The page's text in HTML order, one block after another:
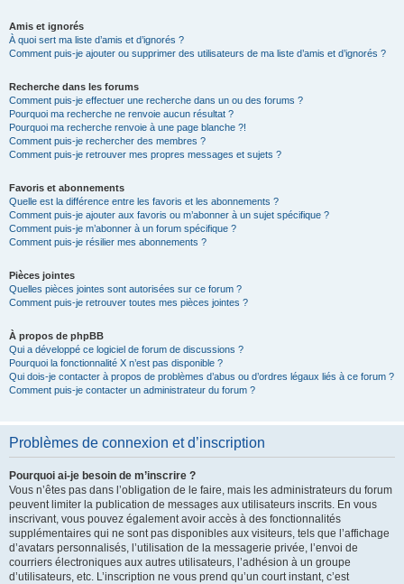
Amis et ignorés
À quoi sert ma liste d’amis et d’ignorés ?
Comment puis-je ajouter ou supprimer des utilisateurs de ma liste d’amis et d’ignorés ?
Recherche dans les forums
Comment puis-je effectuer une recherche dans un ou des forums ?
Pourquoi ma recherche ne renvoie aucun résultat ?
Pourquoi ma recherche renvoie à une page blanche ?!
Comment puis-je rechercher des membres ?
Comment puis-je retrouver mes propres messages et sujets ?
Favoris et abonnements
Quelle est la différence entre les favoris et les abonnements ?
Comment puis-je ajouter aux favoris ou m’abonner à un sujet spécifique ?
Comment puis-je m’abonner à un forum spécifique ?
Comment puis-je résilier mes abonnements ?
Pièces jointes
Quelles pièces jointes sont autorisées sur ce forum ?
Comment puis-je retrouver toutes mes pièces jointes ?
À propos de phpBB
Qui a développé ce logiciel de forum de discussions ?
Pourquoi la fonctionnalité X n’est pas disponible ?
Qui dois-je contacter à propos de problèmes d’abus ou d’ordres légaux liés à ce forum ?
Comment puis-je contacter un administrateur du forum ?
Problèmes de connexion et d’inscription
Pourquoi ai-je besoin de m’inscrire ?
Vous n’êtes pas dans l’obligation de le faire, mais les administrateurs du forum
peuvent limiter la publication de messages aux utilisateurs inscrits. En vous
inscrivant, vous pouvez également avoir accès à des fonctionnalités
supplémentaires qui ne sont pas disponibles aux visiteurs, tels que l’affichage
d’avatars personnalisés, l’utilisation de la messagerie privée, l’envoi de
courriers électroniques aux autres utilisateurs, l’adhésion à un groupe
d’utilisateurs, etc. L’inscription ne vous prend qu’un court instant, c’est